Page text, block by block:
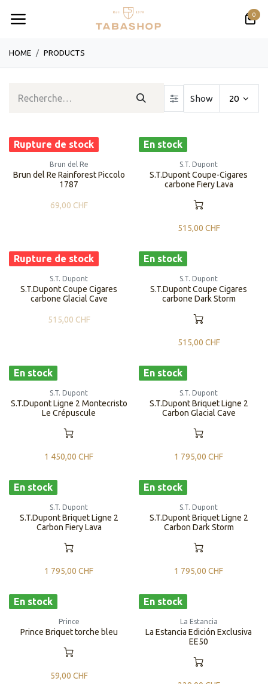
0
HOME PRODUCTS
Show 20
Rupture de stock
Brun del Re
Brun del Re Rainforest Piccolo
1787
69,00 CHF
En stock
S.T. Dupont
S.T.Dupont Coupe-Cigares
carbone Fiery Lava
515,00 CHF
Rupture de stock
S.T. Dupont
S.T.Dupont Coupe Cigares
carbone Glacial Cave
515,00 CHF
En stock
S.T. Dupont
S.T.Dupont Coupe Cigares
carbone Dark Storm
515,00 CHF
En stock
S.T. Dupont
S.T.Dupont Ligne 2 Montecristo
Le Crépuscule
1 450,00 CHF
En stock
S.T. Dupont
S.T.Dupont Briquet Ligne 2
Carbon Glacial Cave
1 795,00 CHF
En stock
S.T. Dupont
S.T.Dupont Briquet Ligne 2
Carbon Fiery Lava
1 795,00 CHF
En stock
S.T. Dupont
S.T.Dupont Briquet Ligne 2
Carbon Dark Storm
1 795,00 CHF
En stock
Prince
Prince Briquet torche bleu
59,00 CHF
En stock
La Estancia
La Estancia Edición Exclusiva
EE50